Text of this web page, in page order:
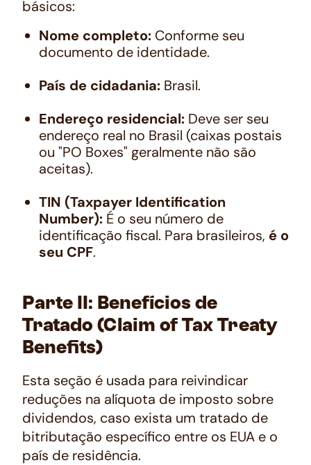
básicos:
Nome completo: Conforme seu
documento de identidade.
País de cidadania: Brasil.
Endereço residencial: Deve ser seu
endereço real no Brasil (caixas postais
ou "PO Boxes" geralmente não são
aceitas).
TIN (Taxpayer Identification
Number): É o seu número de
identificação fiscal. Para brasileiros, é o
seu CPF.
Parte II: Benefícios de
Tratado (Claim of Tax Treaty
Benefits)
Esta seção é usada para reivindicar
reduções na alíquota de imposto sobre
dividendos, caso exista um tratado de
bitributação específico entre os EUA e o
país de residência.